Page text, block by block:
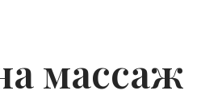
массаж